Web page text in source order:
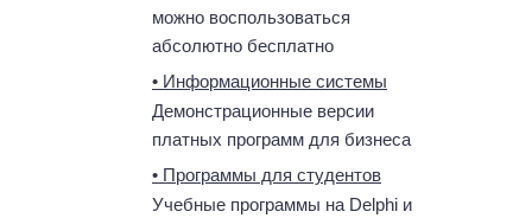
можно воспользоваться
абсолютно бесплатно
• Информационные системы
Демонстрационные версии
платных программ для бизнеса
• Программы для студентов
Учебные программы на Delphi и